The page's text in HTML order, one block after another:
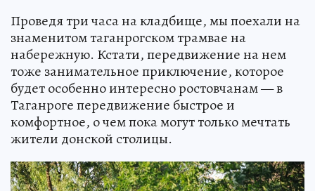
Проведя три часа на кладбище, мы поехали на
знаменитом таганрогском трамвае на
набережную. Кстати, передвижение на нем
тоже занимательное приключение, которое
будет особенно интересно ростовчанам — в
Таганроге передвижение быстрое и
комфортное, о чем пока могут только мечтать
жители донской столицы.